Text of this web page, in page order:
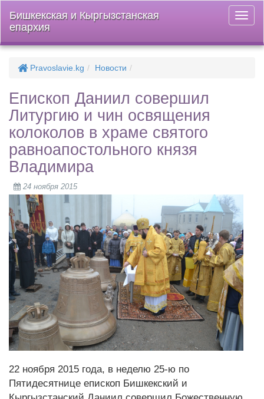
меню
Бишкекская и Кыргызстанская
епархия
Pravoslavie.kg Новости
Епископ Даниил совершил
Литургию и чин освящения
колоколов в храме святого
равноапостольного князя
Владимира
24 ноября 2015
22 ноября 2015 года, в неделю 25-ю по
Пятидесятнице епископ Бишкекский и